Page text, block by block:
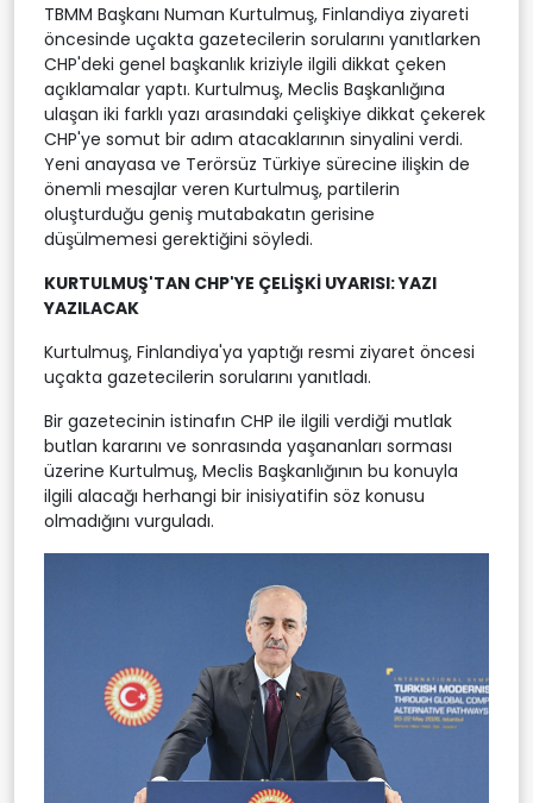
TBMM Başkanı Numan Kurtulmuş, Finlandiya ziyareti
öncesinde uçakta gazetecilerin sorularını yanıtlarken
CHP'deki genel başkanlık kriziyle ilgili dikkat çeken
açıklamalar yaptı. Kurtulmuş, Meclis Başkanlığına
ulaşan iki farklı yazı arasındaki çelişkiye dikkat çekerek
CHP'ye somut bir adım atacaklarının sinyalini verdi.
Yeni anayasa ve Terörsüz Türkiye sürecine ilişkin de
önemli mesajlar veren Kurtulmuş, partilerin
oluşturduğu geniş mutabakatın gerisine
düşülmemesi gerektiğini söyledi.
KURTULMUŞ'TAN CHP'YE ÇELİŞKİ UYARISI: YAZI
YAZILACAK
Kurtulmuş, Finlandiya'ya yaptığı resmi ziyaret öncesi
uçakta gazetecilerin sorularını yanıtladı.
Bir gazetecinin istinafın CHP ile ilgili verdiği mutlak
butlan kararını ve sonrasında yaşananları sorması
üzerine Kurtulmuş, Meclis Başkanlığının bu konuyla
ilgili alacağı herhangi bir inisiyatifin söz konusu
olmadığını vurguladı.